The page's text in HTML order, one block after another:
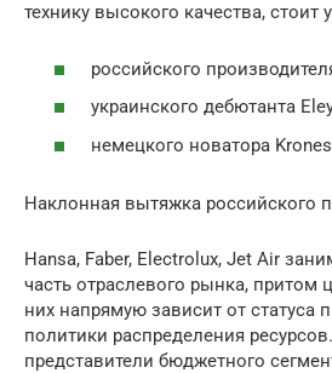
технику высокого качества, стоит
российского
украинского дебютанта
немецкого новатора
Наклонная вытяжка российского
Hansa, Faber, Electrolux, Jet Air
часть отраслевого рынка, притом
них напрямую зависит от статуса
политики распределения
представители бюджетного